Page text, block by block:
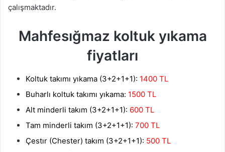
çalışmaktadır.
Mahfesığmaz koltuk yıkama
fiyatları
Koltuk takımı yıkama (3+2+1+1): 1400 TL
Buharlı koltuk takımı yıkama: 1500 TL
Alt minderli takım (3+2+1+1): 600 TL
Tam minderli takım (3+2+1+1): 700 TL
Çestır (Chester) takım (3+2+1+1): 500 TL